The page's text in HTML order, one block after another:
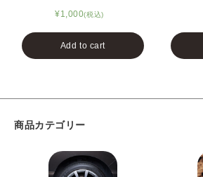
¥1,000
Add to cart
商品カテゴリー